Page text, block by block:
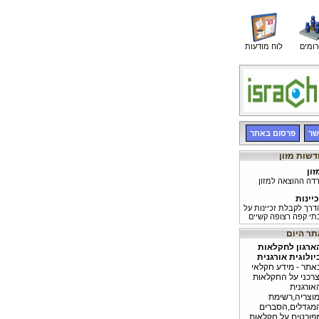
לוח מודעות
פרסום באתר
ההוצאה למזון
לקבלת זכיינות על
קפה רצופה קשיים
הדיאטה
הוכיח, כי ניתן
את הטרשת
הדם המובילים
בעזרת דיאטה
לחקלאות
אורגנית
- מידע חקלאי
על החקלאות
על חקלאות